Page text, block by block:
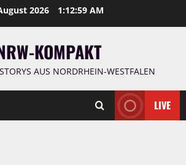
2026 1:13:00 AM
KOMPAKT
AUS NORDRHEIN-WESTFALEN
LIVE